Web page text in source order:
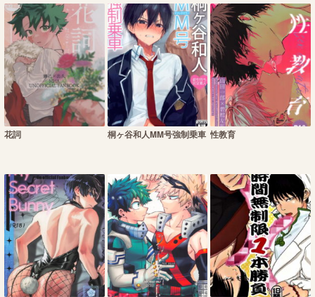
花詞 桐ヶ谷和人MM号強制乗車 性教育